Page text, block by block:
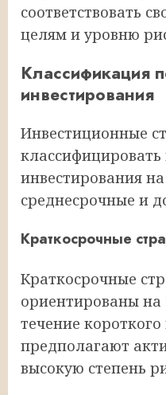
соответствовать
целям и уровню
Классификация
инвестирования
Инвестиционные
классифицировать
инвестирования
среднесрочные и
Краткосрочные
Краткосрочные
ориентированы
течение
предполагают
высокую степень